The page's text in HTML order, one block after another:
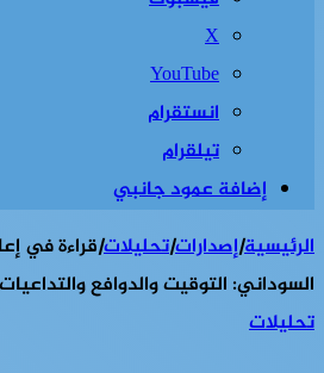
‫X
‫YouTube
انستقرام
تيلقرام
إضافة عمود جانبي
الرئيسية|إصدارات|تحليلات|قراءة في
السوداني: التوقيت والدوافع والتداعيات
تحليلات